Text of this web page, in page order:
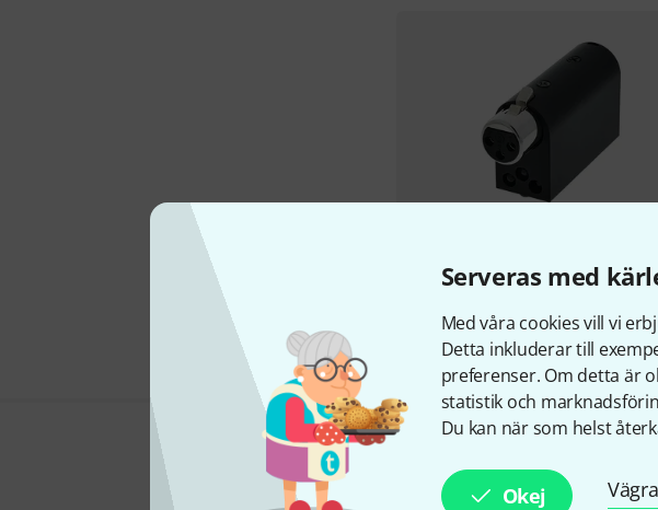
Serveras med
Med våra cookies vill vi
Detta inkluderar till
preferenser. Om detta är
statistik och
Du kan när som helst
Okej